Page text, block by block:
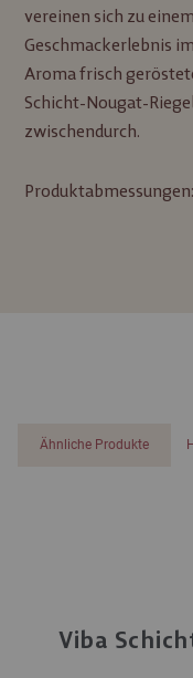
vereinen sich zu
Geschmackerlebnis
Aroma frisch
Schicht-Nougat-
zwischendurch.
Ähnliche Produkte
Viba